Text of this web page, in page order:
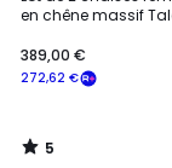
en chêne massif
272,62 €
389,00 €
5
5
/